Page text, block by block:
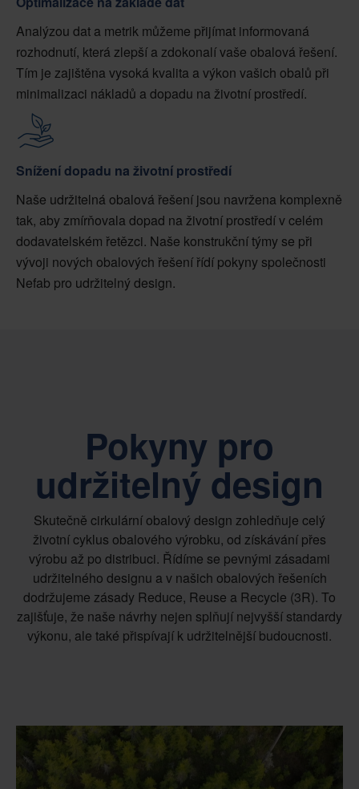
Analýzou dat a metrik můžeme přijímat informovaná
rozhodnutí, která zlepší a zdokonalí vaše obalová řešení.
Tím je zajištěna vysoká kvalita a výkon vašich obalů při
minimalizaci nákladů a dopadu na životní prostředí.
Snížení dopadu na životní prostředí
Naše udržitelná obalová řešení jsou navržena komplexně
tak, aby zmírňovala dopad na životní prostředí v celém
dodavatelském řetězci. Naše konstrukční týmy se při
vývoji nových obalových řešení řídí pokyny společnosti
Nefab pro udržitelný design.
Pokyny pro
udržitelný design
Skutečně cirkulární obalový design zohledňuje celý
životní cyklus obalového výrobku, od získávání přes
výrobu až po distribuci. Řídíme se pevnými zásadami
udržitelného designu a v našich obalových řešeních
dodržujeme zásady Reduce, Reuse a Recycle (3R). To
zajišťuje, že naše návrhy nejen splňují nejvyšší standardy
výkonu, ale také přispívají k udržitelnější budoucnosti.